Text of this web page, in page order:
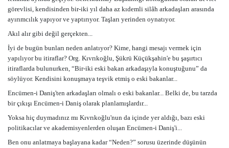
görevlisi, kendisinden bir-iki yıl daha az kıdemli silâh arkadaşları arasında
ayırımcılık yapıyor ve yaptırıyor. Taşları yerinden oynatıyor.
Akıl alır gibi değil gerçekten...
İyi de bugün bunları neden anlatıyor? Kime, hangi mesajı vermek için
yapılıyor bu itiraflar? Org. Kıvrıkoğlu, Şükrü Küçükşahin'e bu şaşırtıcı
itiraflarda bulunurken, “Bir-iki eski bakan arkadaşıyla konuştuğunu” da
söylüyor. Kendisini konuşmaya teşvik etmiş o eski bakanlar...
Encümen-i Daniş'ten arkadaşları olmalı o eski bakanlar... Belki de, bu tarzda
bir çıkışı Encümen-i Daniş olarak planlamışlardır...
Yoksa hiç duymadınız mı Kıvrıkoğlu'nun da içinde yer aldığı, bazı eski
politikacılar ve akademisyenlerden oluşan Encümen-i Daniş'i...
Ben onu anlatmaya başlayana kadar “Neden?” sorusu üzerinde düşünün